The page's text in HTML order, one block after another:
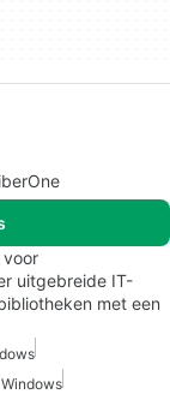
voor
uitgebreide IT-
met een